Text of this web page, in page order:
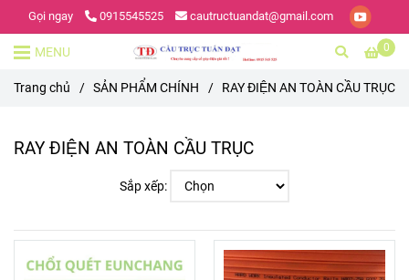
Gọi ngay 0915545525 cautructuandat@gmail.com
0
MENU
Trang chủ / SẢN PHẨM CHÍNH / RAY ĐIỆN AN TOÀN CẦU TRỤC
RAY ĐIỆN AN TOÀN CẦU TRỤC
Sắp xếp: